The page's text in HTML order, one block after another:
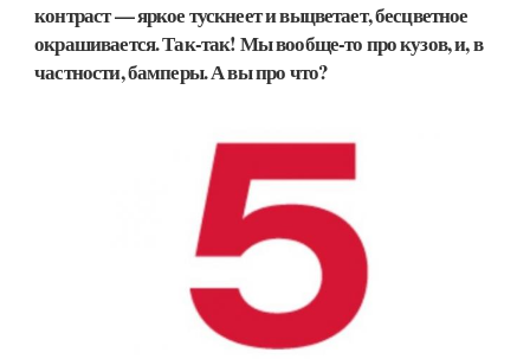
контраст — яркое тускнеет и выцветает, бесцветное
окрашивается. Так-так! Мы вообще-то про кузов, и, в
частности, бамперы. А вы про что?